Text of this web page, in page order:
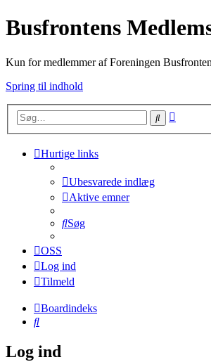
Busfrontens
Kun for medlemmer af Foreningen Busfronten
Spring til indhold
Søg
Hurtige links
Ubesvarede indlæg
Aktive emner
Søg
OSS
Log ind
Tilmeld
Boardindeks
Søg
Log ind